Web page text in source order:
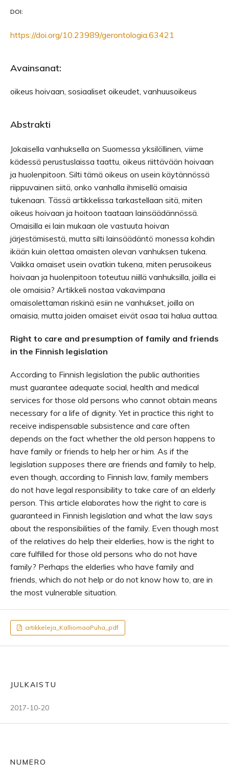
DOI:
https://doi.org/10.23989/gerontologia.63421
Avainsanat:
oikeus hoivaan, sosiaaliset oikeudet, vanhuusoikeus
Abstrakti
Jokaisella vanhuksella on Suomessa yksilöllinen, viime
kädessä perustuslaissa taattu, oikeus riittävään hoivaan
ja huolenpitoon. Silti tämä oikeus on usein käytännössä
riippuvainen siitä, onko vanhalla ihmisellä omaisia
tukenaan. Tässä artikkelissa tarkastellaan sitä, miten
oikeus hoivaan ja hoitoon taataan lainsäädännössä.
Omaisilla ei lain mukaan ole vastuuta hoivan
järjestämisestä, mutta silti lainsäädäntö monessa kohdin
ikään kuin olettaa omaisten olevan vanhuksen tukena.
Vaikka omaiset usein ovatkin tukena, miten perusoikeus
hoivaan ja huolenpitoon toteutuu niillä vanhuksilla, joilla ei
ole omaisia? Artikkeli nostaa vakavimpana
omaisolettaman riskinä esiin ne vanhukset, joilla on
omaisia, mutta joiden omaiset eivät osaa tai halua auttaa.
Right to care and presumption of family and friends
in the Finnish legislation
According to Finnish legislation the public authorities
must guarantee adequate social, health and medical
services for those old persons who cannot obtain means
necessary for a life of dignity. Yet in practice this right to
receive indispensable subsistence and care often
depends on the fact whether the old person happens to
have family or friends to help her or him. As if the
legislation supposes there are friends and family to help,
even though, according to Finnish law, family members
do not have legal responsibility to take care of an elderly
person. This article elaborates how the right to care is
guaranteed in Finnish legislation and what the law says
about the responsibilities of the family. Even though most
of the relatives do help their elderlies, how is the right to
care fulfilled for those old persons who do not have
family? Perhaps the elderlies who have family and
friends, which do not help or do not know how to, are in
the most vulnerable situation.
artikkeleja_KalliomaaPuha_pdf
JULKAISTU
2017-10-20
NUMERO